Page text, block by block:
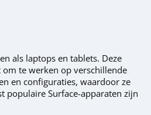
als laptops en tablets. Deze
te werken op verschillende
en configuraties, waardoor ze
populaire Surface-apparaten zijn